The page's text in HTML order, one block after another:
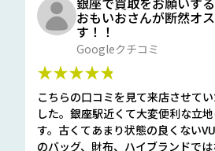
おもいおさんが断然オ
す！！
Googleクチコミ
★★★★★
こちらの口コミを見て来店させて
した。銀座駅近くて大変便利な立
す。古くてあまり状態の良くない
のバッグ、財布、ハイブランドで